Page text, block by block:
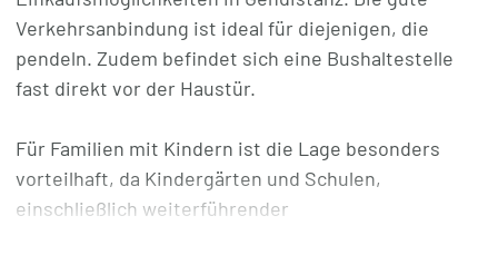
Sofort verfügbar und ideal gelegen, bietet diese
Wohnung im Stadtteil Itzling die perfekte
Neugierig? Dann vereinbaren Sie gleich Ihren
persönlichen Besichtigungstermin!
Verkehrsanbindung ist ideal für diejenigen, die
pendeln. Zudem befindet sich eine Bushaltestelle
fast direkt vor der Haustür.
Für Familien mit Kindern ist die Lage besonders
vorteilhaft, da Kindergärten und Schulen,
einschließlich weiterführender